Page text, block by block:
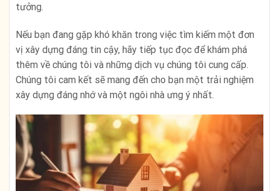
tưởng.
Nếu bạn đang gặp khó khăn trong việc tìm kiếm một đơn
vị xây dựng đáng tin cậy, hãy tiếp tục đọc để khám phá
thêm về chúng tôi và những dịch vụ chúng tôi cung cấp.
Chúng tôi cam kết sẽ mang đến cho bạn một trải nghiệm
xây dựng đáng nhớ và một ngôi nhà ưng ý nhất.